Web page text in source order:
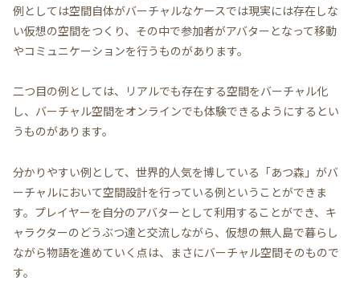
例としては空間自体がバーチャルなケースでは現実には存在しな
い仮想の空間をつくり、その中で参加者がアバターとなって移動
やコミュニケーションを行うものがあります。
二つ目の例としては、リアルでも存在する空間をバーチャル化
し、バーチャル空間をオンラインでも体験できるようにするとい
うものがあります。
分かりやすい例として、世界的人気を博している「あつ森」がバ
ーチャルにおいて空間設計を行っている例ということができま
す。プレイヤーを自分のアバターとして利用することができ、キ
ャラクターのどうぶつ達と交流しながら、仮想の無人島で暮らし
ながら物語を進めていく点は、まさにバーチャル空間そのもので
す。